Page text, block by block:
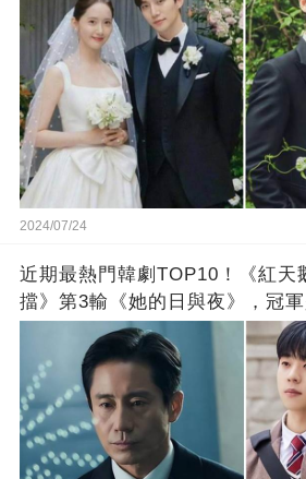
2024/07/24
近期最熱門韓劇TOP10！《紅天
擋》第3輸《她的日與夜》，冠